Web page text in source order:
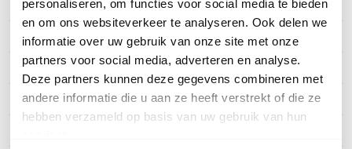
personaliseren, om functies voor social media te bieden
en om ons websiteverkeer te analyseren. Ook delen we
informatie over uw gebruik van onze site met onze
partners voor social media, adverteren en analyse.
Deze partners kunnen deze gegevens combineren met
andere informatie die u aan ze heeft verstrekt of die ze
hebben verzameld op basis van uw gebruik van hun
Merk TP-Link
Artikelnummer DR3650v-4G
EAN 8885020626773
Aantal LAN poorten 4